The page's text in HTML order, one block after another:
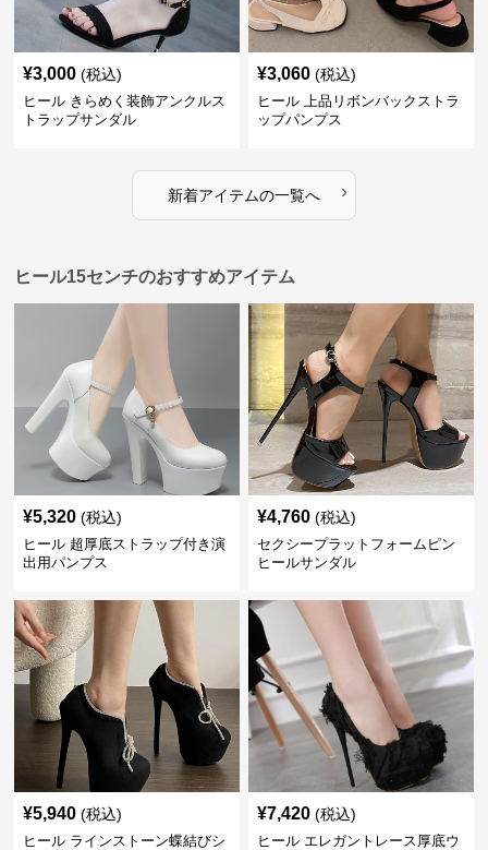
¥3,000 (税込)
ヒール きらめく装飾アンクルス
トラップサンダル
¥3,060 (税込)
ヒール 上品リボンバックストラ
ップパンプス
新着アイテムの一覧へ ›
ヒール15センチのおすすめアイテム
¥5,320 (税込)
ヒール 超厚底ストラップ付き演
出用パンプス
¥4,760 (税込)
セクシープラットフォームピン
ヒールサンダル
¥5,940 (税込)
ヒール ラインストーン蝶結びシ
¥7,420 (税込)
ヒール エレガントレース厚底ウ